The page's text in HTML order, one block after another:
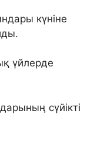
күніне
үйлерде
сүйікті